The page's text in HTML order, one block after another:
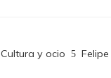
Cultura y ocio